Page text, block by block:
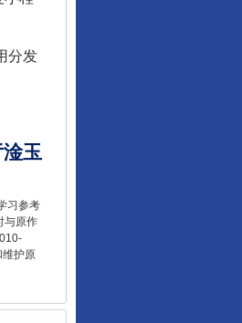
分发
玉
习参考
与原作
维护原